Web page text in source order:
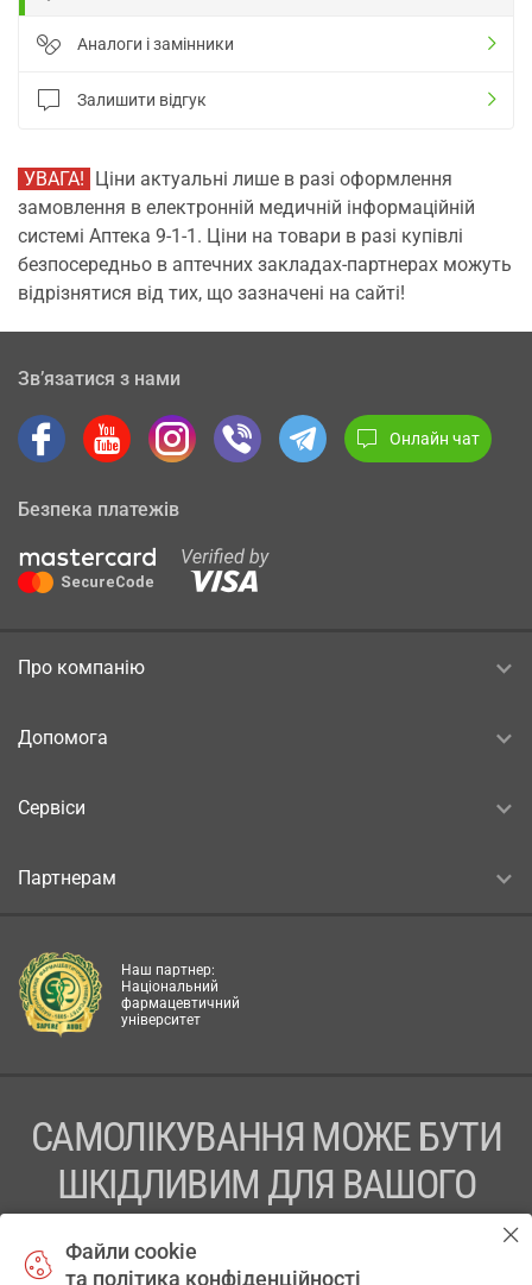
Аналоги і замінники
Залишити відгук
УВАГА! Ціни актуальні лише в разі оформлення
замовлення в електронній медичній інформаційній
системі Аптека 9-1-1. Ціни на товари в разі купівлі
безпосередньо в аптечних закладах-партнерах можуть
відрізнятися від тих, що зазначені на сайті!
Зв’язатися з нами
Онлайн чат
Безпека платежів
Про компанію
Допомога
Сервіси
Партнерам
Наш партнер:
Національний
фармацевтичний
університет
САМОЛІКУВАННЯ МОЖЕ БУТИ
ШКІДЛИВИМ ДЛЯ ВАШОГО
Файли cookie
та політика конфіденційності